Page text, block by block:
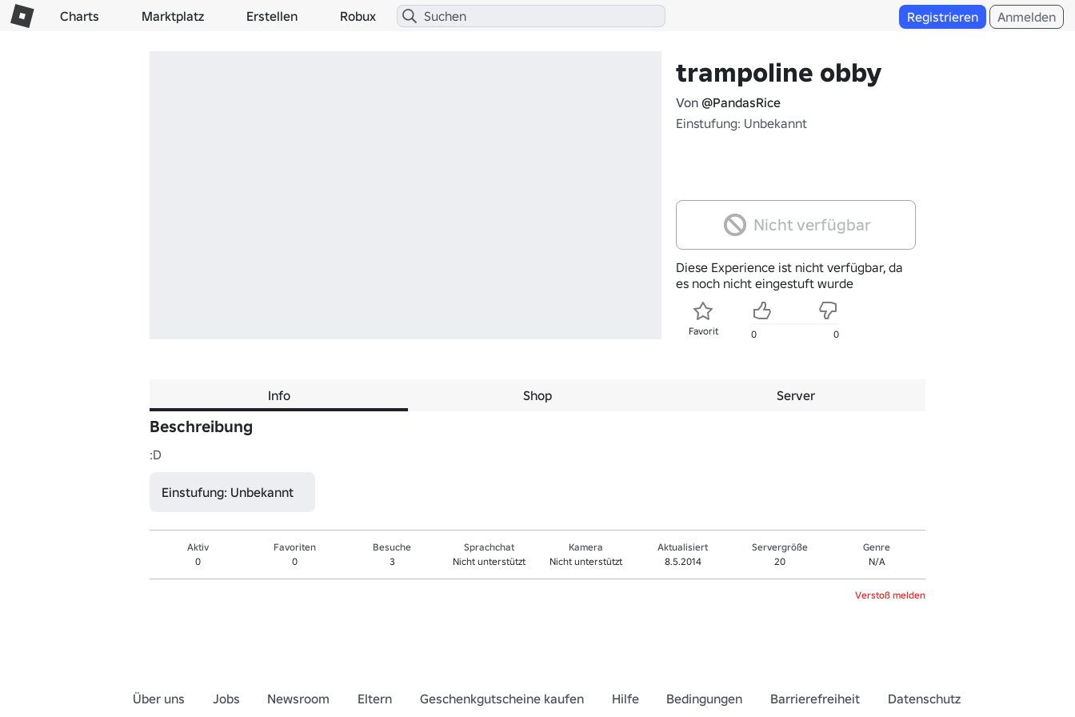
Charts Marktplatz Erstellen Robux Registrieren Anmelden
trampoline obby
Von @PandasRice
Einstufung: Unbekannt
Nicht verfügbar
Diese Experience ist nicht verfügbar, da
es noch nicht eingestuft wurde
Favorit 0 0
Info Shop Server
Beschreibung
:D
Einstufung: Unbekannt
Aktiv
0
Favoriten
0
Besuche
3
Sprachchat
Nicht unterstützt
Kamera
Nicht unterstützt
Aktualisiert
8.5.2014
Servergröße
20
Genre
N/A
Verstoß melden
Über uns Jobs Newsroom Eltern Geschenkgutscheine kaufen Hilfe Bedingungen Barrierefreiheit Datenschutz